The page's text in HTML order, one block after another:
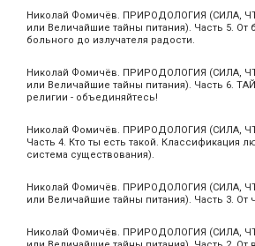
Николай Фомичёв. ПРИРОДОЛОГИЯ (СИЛА,
или Величайшие тайны питания). Часть 5. От
больного до излучателя радости.
Николай Фомичёв. ПРИРОДОЛОГИЯ (СИЛА,
или Величайшие тайны питания). Часть 6.
религии - объединяйтесь!
Николай Фомичёв. ПРИРОДОЛОГИЯ (СИЛА,
Часть 4. Кто ты есть такой. Классификация
система существования).
Николай Фомичёв. ПРИРОДОЛОГИЯ (СИЛА,
или Величайшие тайны питания). Часть 3. От
Николай Фомичёв. ПРИРОДОЛОГИЯ (СИЛА,